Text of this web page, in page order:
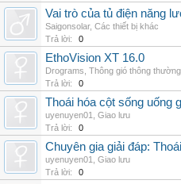
Vai trò của tủ điện năng
Saigonsolar, Các thiết bị khác
Trả lời:
0
EthoVision XT 16.0
Drograms Thông gió thông thường
Trả lời:
0
Thoái hóa cột sống uống
uyenuyen01
Giao lưu
Trả lời:
0
Chuyên gia giải đáp:
uyenuyen01
Giao lưu
Trả lời:
0